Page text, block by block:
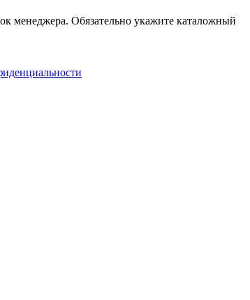
менеджера. Обязательно укажите каталожный